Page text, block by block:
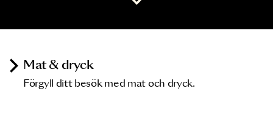
Mat & dryck
Förgyll ditt besök med mat och dryck.